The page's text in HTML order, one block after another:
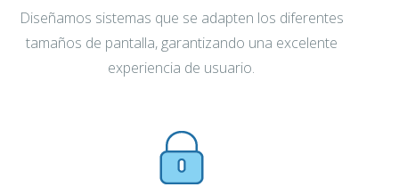
Diseñamos sistemas que se adapten los diferentes
tamaños de pantalla, garantizando una excelente
experiencia de usuario.